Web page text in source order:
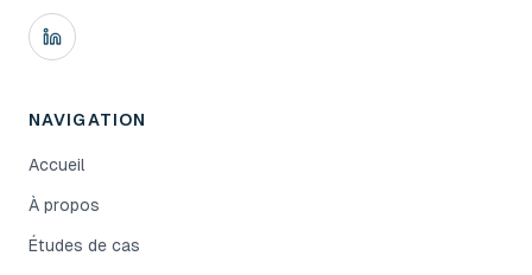
NAVIGATION
Accueil
À propos
Études de cas